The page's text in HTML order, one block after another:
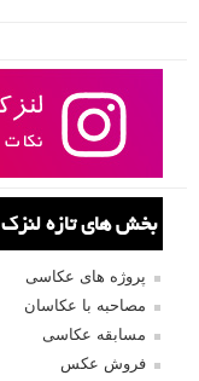
بخش های تازه لنزک
پروژه های عکاسی
مصاحبه با عکاسان
مسابقه عکاسی
فروش عکس